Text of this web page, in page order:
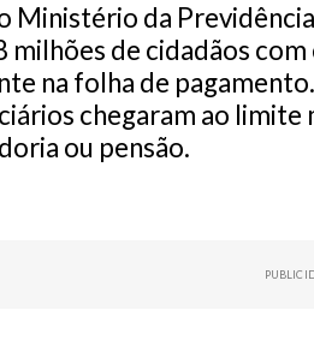
Ministério da
milhões de cidadãos
na folha de
chegaram ao limite
ou pensão.